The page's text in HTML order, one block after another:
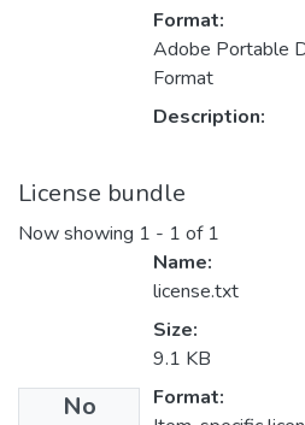
Format:
Adobe Portable
Format
Description:
License bundle
Now showing 1 - 1 of 1
No
Name:
license.txt
Size:
9.1 KB
Format: